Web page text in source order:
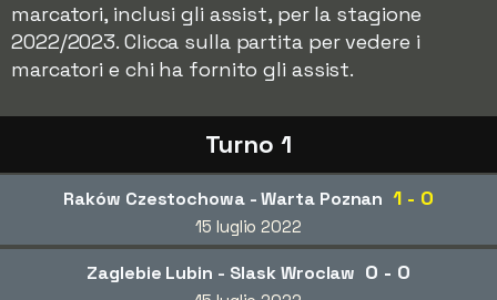
marcatori, inclusi gli assist, per la stagione
2022/2023. Clicca sulla partita per vedere i
marcatori e chi ha fornito gli assist.
Turno 1
Raków Czestochowa - Warta Poznan 1 - 0
15 luglio 2022
Zaglebie Lubin - Slask Wroclaw 0 - 0